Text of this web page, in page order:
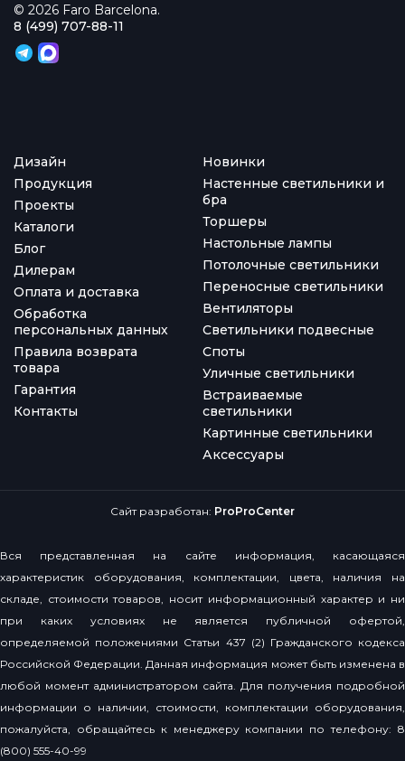
© 2026 Faro Barcelona.
Дизайн
Продукция
Проекты
Каталоги
Блог
Дилерам
Оплата и доставка
Обработка
персональных данных
Правила возврата
товара
Гарантия
Контакты
Новинки
Настенные светильники и
бра
Торшеры
Настольные лампы
Потолочные светильники
Переносные светильники
Вентиляторы
Светильники подвесные
Споты
Уличные светильники
Встраиваемые
светильники
Картинные светильники
Аксессуары
8 (499) 707-88-11
Сайт разработан: ProProCenter
Вся представленная на сайте информация, касающаяся
характеристик оборудования, комплектации, цвета, наличия на
складе, стоимости товаров, носит информационный характер и ни
при каких условиях не является публичной офертой,
определяемой положениями Статьи 437 (2) Гражданского кодекса
Российской Федерации. Данная информация может быть изменена в
любой момент администратором сайта. Для получения подробной
информации о наличии, стоимости, комплектации оборудования,
пожалуйста, обращайтесь к менеджеру компании по телефону: 8
(800) 555-40-99